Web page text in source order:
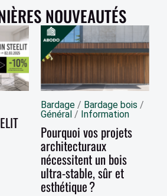
NOUVEAUTÉS
Bardage / Bardage bois /
Général / Information
Pourquoi vos projets
architecturaux
nécessitent un bois
ultra-stable, sûr et
esthétique ?